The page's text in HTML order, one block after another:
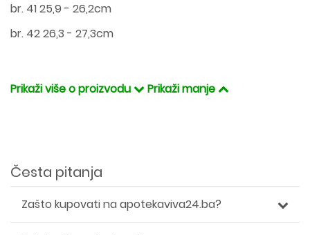
br. 41 25,9 - 26,2cm
br. 42 26,3 - 27,3cm
Prikaži više o proizvodu Prikaži manje
Česta pitanja
Zašto kupovati na apotekaviva24.ba?